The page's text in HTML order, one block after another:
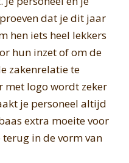
dat je dit jaar
hen iets heel lekkers
hun inzet of om de
zakenrelatie te
met logo wordt zeker
je personeel altijd
extra moeite voor
in de vorm van